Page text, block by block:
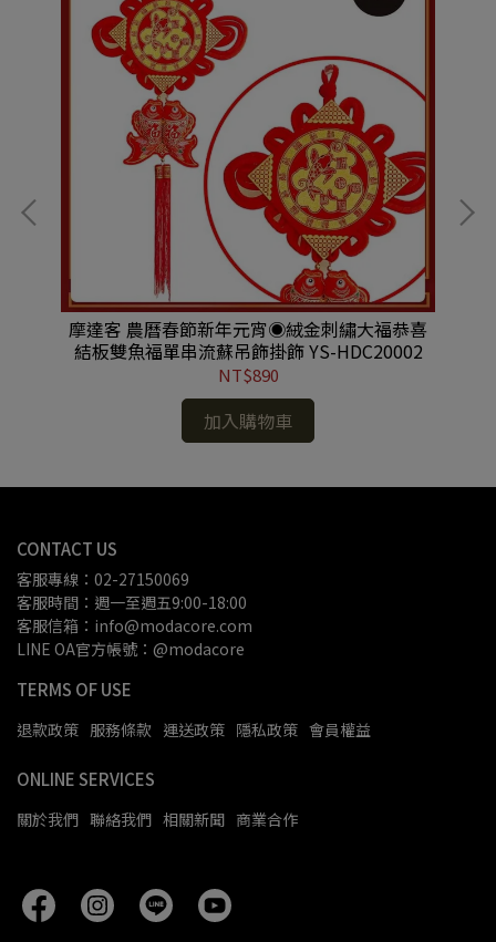
摩達客 農曆春節新年元宵◉絨金刺繡大福恭喜
結板雙魚福單串流蘇吊飾掛飾 YS-HDC20002
NT$890
加入購物車
CONTACT US
客服專線：02-27150069
客服時間：週一至週五9:00-18:00
客服信箱：info@modacore.com
LINE OA官方帳號：@modacore
TERMS OF USE
退款政策 服務條款 運送政策 隱私政策 會員權益
ONLINE SERVICES
關於我們 聯絡我們 相關新聞 商業合作